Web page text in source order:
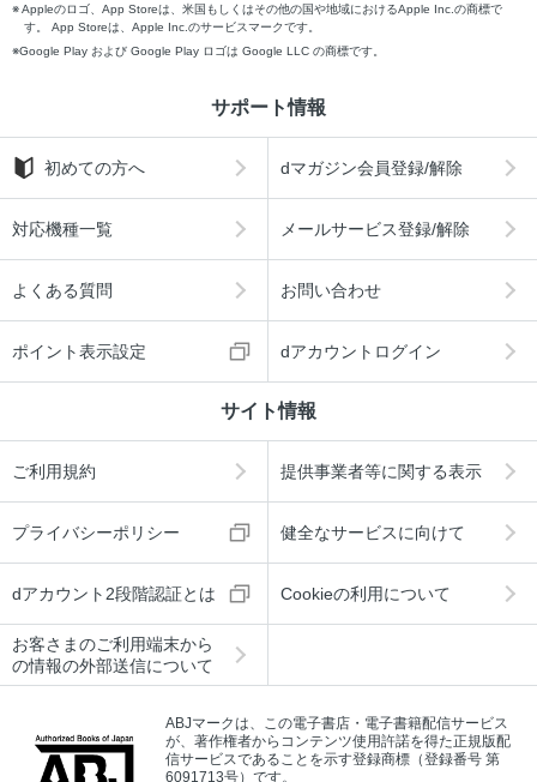
Appleのロゴ、App Storeは、米国もしくはその他の国や地域におけるApple Inc.の商標で
す。 App Storeは、Apple Inc.のサービスマークです。
Google Play および Google Play ロゴは Google LLC の商標です。
サポート情報
初めての方へ dマガジン会員登録/解除
対応機種一覧 メールサービス登録/解除
よくある質問 お問い合わせ
ポイント表示設定 dアカウントログイン
サイト情報
ご利用規約 提供事業者等に関する表示
プライバシーポリシー 健全なサービスに向けて
dアカウント2段階認証とは Cookieの利用について
お客さまのご利用端末から
の情報の外部送信について
ABJマークは、この電子書店・電子書籍配信サービス
が、著作権者からコンテンツ使用許諾を得た正規版配
信サービスであることを示す登録商標（登録番号 第
6091713号）です。